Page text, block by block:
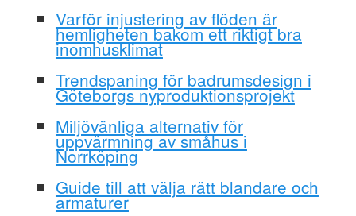
Varför injustering av flöden är
hemligheten bakom ett riktigt bra
inomhusklimat
Trendspaning för badrumsdesign i
Göteborgs nyproduktionsprojekt
Miljövänliga alternativ för
uppvärmning av småhus i
Norrköping
Guide till att välja rätt blandare och
armaturer